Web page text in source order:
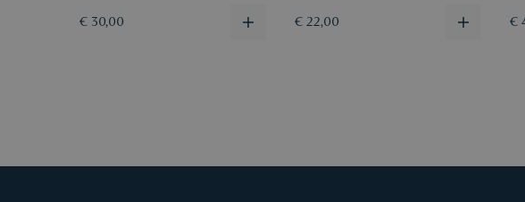
€ 30,00 € 22,00 €